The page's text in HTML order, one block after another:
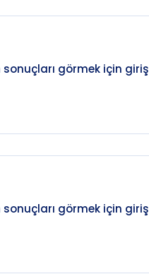
sonuçları görmek için giriş
sonuçları görmek için giriş